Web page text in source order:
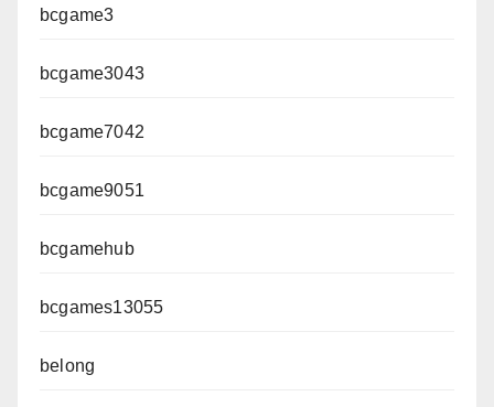
bcgame3
bcgame3043
bcgame7042
bcgame9051
bcgamehub
bcgames13055
belong